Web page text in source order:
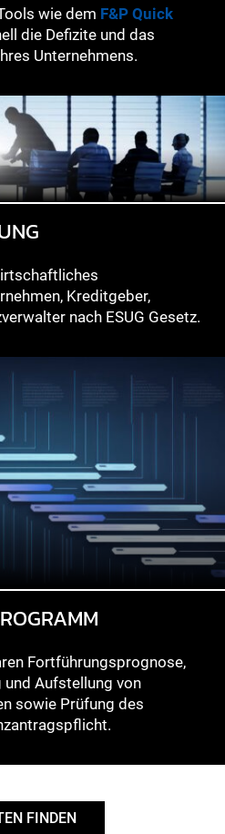
wie dem F&P Quick
die Defizite und das
Unternehmens.
Kreditgeber,
nach ESUG Gesetz.
Fortführungsprognose,
Aufstellung von
sowie Prüfung des
FINDEN